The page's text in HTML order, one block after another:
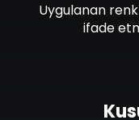
Uygulanan
ifade